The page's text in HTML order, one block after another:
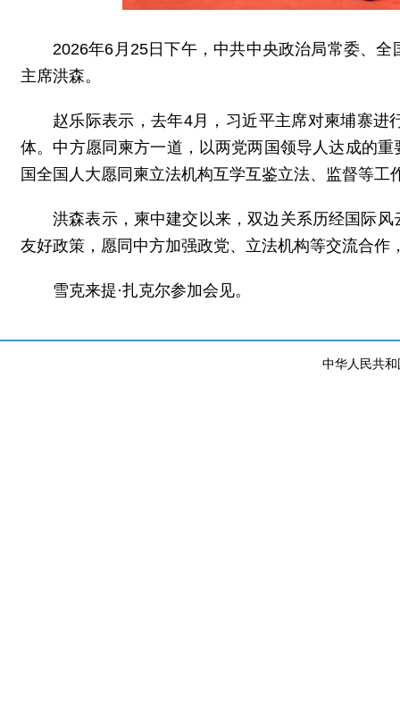
2026年6月25日下午，中共中央政治局常委、
主席洪森。
赵乐际表示，去年4月，习近平主席对柬埔寨
体。中方愿同柬方一道，以两党两国领导人达成的
国全国人大愿同柬立法机构互学互鉴立法、监督等
洪森表示，柬中建交以来，双边关系历经国际
友好政策，愿同中方加强政党、立法机构等交流合作
雪克来提·扎克尔参加会见。
中华人民共